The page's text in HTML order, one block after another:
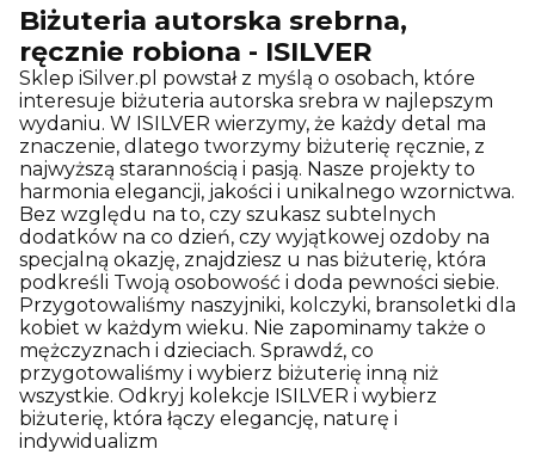
Biżuteria autorska srebrna,
ręcznie robiona - ISILVER
Sklep iSilver.pl powstał z myślą o osobach, które
interesuje biżuteria autorska srebra w najlepszym
wydaniu. W ISILVER wierzymy, że każdy detal ma
znaczenie, dlatego tworzymy biżuterię ręcznie, z
najwyższą starannością i pasją. Nasze projekty to
harmonia elegancji, jakości i unikalnego wzornictwa.
Bez względu na to, czy szukasz subtelnych
dodatków na co dzień, czy wyjątkowej ozdoby na
specjalną okazję, znajdziesz u nas biżuterię, która
podkreśli Twoją osobowość i doda pewności siebie.
Przygotowaliśmy naszyjniki, kolczyki, bransoletki dla
kobiet w każdym wieku. Nie zapominamy także o
mężczyznach i dzieciach. Sprawdź, co
przygotowaliśmy i wybierz biżuterię inną niż
wszystkie. Odkryj kolekcje ISILVER i wybierz
biżuterię, która łączy elegancję, naturę i
indywidualizm